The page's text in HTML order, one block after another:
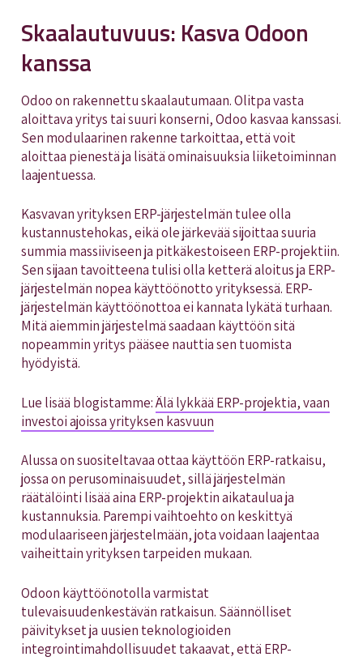
Skaalautuvuus: Kasva Odoon
kanssa
Odoo on rakennettu skaalautumaan. Olitpa vasta
aloittava yritys tai suuri konserni, Odoo kasvaa kanssasi.
Sen modulaarinen rakenne tarkoittaa, että voit
aloittaa pienestä ja lisätä ominaisuuksia liiketoiminnan
laajentuessa.
Kasvavan yrityksen ERP-järjestelmän tulee olla
kustannustehokas, eikä ole järkevää sijoittaa suuria
summia massiiviseen ja pitkäkestoiseen ERP-projektiin.
Sen sijaan tavoitteena tulisi olla ketterä aloitus ja ERP-
järjestelmän nopea käyttöönotto yrityksessä. ERP-
järjestelmän käyttöönottoa ei kannata lykätä turhaan.
Mitä aiemmin järjestelmä saadaan käyttöön sitä
nopeammin yritys pääsee nauttia sen tuomista
hyödyistä.
Lue lisää blogistamme:Älä lykkää ERP-projektia, vaan
investoi ajoissa yrityksen kasvuun
Alussa on suositeltavaa ottaa käyttöön ERP-ratkaisu,
jossa on perusominaisuudet, sillä järjestelmän
räätälöinti lisää aina ERP-projektin aikataulua ja
kustannuksia. Parempi vaihtoehto on keskittyä
modulaariseen järjestelmään, jota voidaan laajentaa
vaiheittain yrityksen tarpeiden mukaan.
Odoon käyttöönotolla varmistat
tulevaisuudenkestävän ratkaisun. Säännölliset
päivitykset ja uusien teknologioiden
integrointimahdollisuudet takaavat, että ERP-